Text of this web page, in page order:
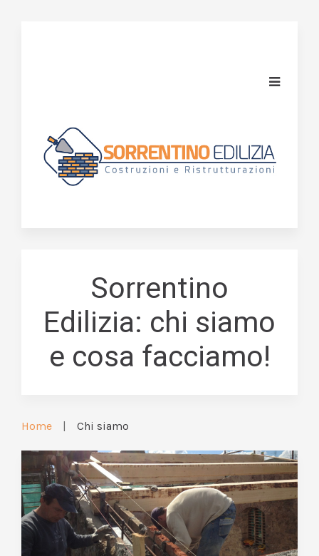
Sorrentino
Edilizia: chi siamo
e cosa facciamo!
Home Chi siamo